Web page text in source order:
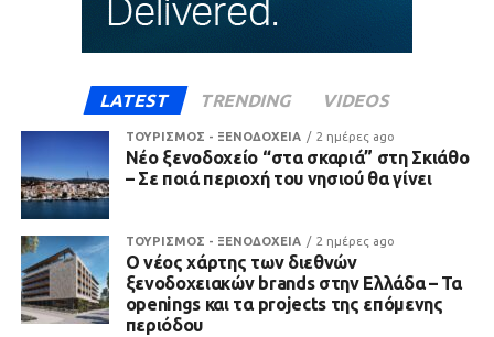
LATEST TRENDING VIDEOS
ΤΟΥΡΙΣΜΟΣ - ΞΕΝΟΔΟΧΕΙΑ 2 ημέρες ago
Νέο ξενοδοχείο “στα σκαριά” στη Σκιάθο
– Σε ποιά περιοχή του νησιού θα γίνει
ΤΟΥΡΙΣΜΟΣ - ΞΕΝΟΔΟΧΕΙΑ 2 ημέρες ago
Ο νέος χάρτης των διεθνών
ξενοδοχειακών brands στην Ελλάδα – Τα
openings και τα projects της επόμενης
περιόδου